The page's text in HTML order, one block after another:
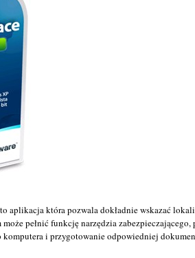
aplikacja która pozwala dokładnie wskazać
pełnić funkcję narzędzia zabezpieczającego,
komputera i przygotowanie odpowiedniej